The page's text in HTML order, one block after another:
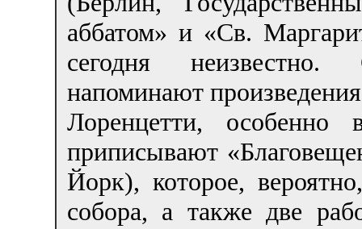
аббатом» и «Св.
сегодня
напоминают
Лоренцетти,
приписывают
Йорк), которое,
собора, а также две